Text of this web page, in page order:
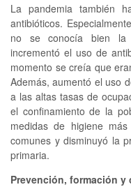
La pandemia también
antibióticos.
no se conocía bien la
incrementó el uso de
momento se creía que
Además, aumentó el uso
a las altas tasas de
el confinamiento de la
medidas de higiene
comunes y disminuyó la
primaria.
Prevención, formación y